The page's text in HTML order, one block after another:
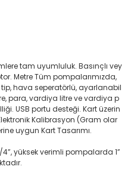
tam uyumluluk. Basınçlı vey
Metre Tüm pompalarımızda,
hava seperatörlü, ayarlanabil
para, vardiya litre ve vardiya p
USB portu desteği. Kart üzerin
Kalibrasyon (Gram olar
uygun Kart Tasarımı.
yüksek verimli pompalarda 1”